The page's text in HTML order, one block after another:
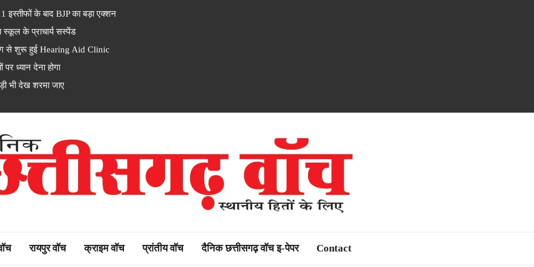
इस्तीफों के बाद BJP का बड़ा एक्शन
स्कूल के प्राचार्य सस्पेंड
से शुरू हुई Hearing Aid Clinic
ध्यान देना होगा
भी देख शरमा जाए
watch
रायपुर वॉच क्राइम वॉच प्रांतीय वॉच दैनिक छत्तीसगढ़ वॉच इ-पेपर Contact